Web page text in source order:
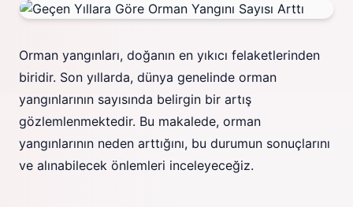
Orman yangınları, doğanın en yıkıcı felaketlerinden
biridir. Son yıllarda, dünya genelinde orman
yangınlarının sayısında belirgin bir artış
gözlemlenmektedir. Bu makalede, orman
yangınlarının neden arttığını, bu durumun sonuçlarını
ve alınabilecek önlemleri inceleyeceğiz.